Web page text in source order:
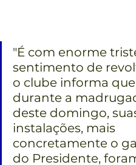
"É com enorme
sentimento de
o clube informa
durante a
deste domingo,
instalações, mais
concretamente o
do Presidente,